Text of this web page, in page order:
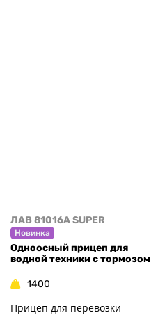
ЛАВ 81016A SUPER
Новинка
Одноосный прицеп для
водной техники с тормозом
1400
Прицеп для перевозки